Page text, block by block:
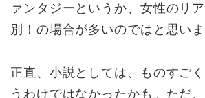
ァンタジーというか、女性のリ
別！の場合が多いのではと思いま
正直、小説としては、ものすご
うわけではなかったかも。ただ